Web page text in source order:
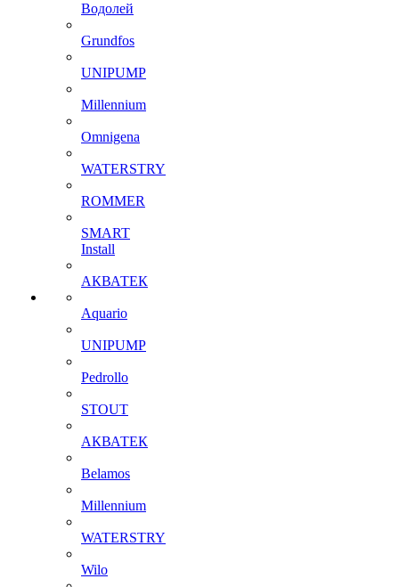
Водолей
Grundfos
UNIPUMP
Millennium
Omnigena
WATERSTRY
ROMMER
SMART
Install
АКВАТЕК
Aquario
UNIPUMP
Pedrollo
STOUT
АКВАТЕК
Belamos
Millennium
WATERSTRY
Wilo